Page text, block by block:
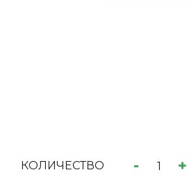
КОЛИЧЕСТВО - +